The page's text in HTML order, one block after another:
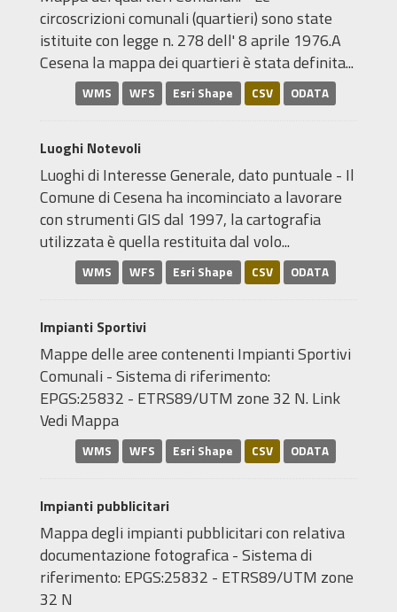
circoscrizioni comunali (quartieri) sono state
istituite con legge n. 278 dell' 8 aprile 1976.A
Cesena la mappa dei quartieri è stata definita...
WMS WFS Esri Shape CSV ODATA
Luoghi Notevoli
Luoghi di Interesse Generale, dato puntuale - Il
Comune di Cesena ha incominciato a lavorare
con strumenti GIS dal 1997, la cartografia
utilizzata è quella restituita dal volo...
WMS WFS Esri Shape CSV ODATA
Impianti Sportivi
Mappe delle aree contenenti Impianti Sportivi
Comunali - Sistema di riferimento:
EPGS:25832 - ETRS89/UTM zone 32 N. Link
Vedi Mappa
WMS WFS Esri Shape CSV ODATA
Impianti pubblicitari
Mappa degli impianti pubblicitari con relativa
documentazione fotografica - Sistema di
riferimento: EPGS:25832 - ETRS89/UTM zone
32 N